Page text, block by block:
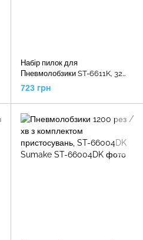
Набір пилок для
Пневмолобзики ST-6611K, 32
зубця 10шт, 6611-35A-10
Sumake
723 грн